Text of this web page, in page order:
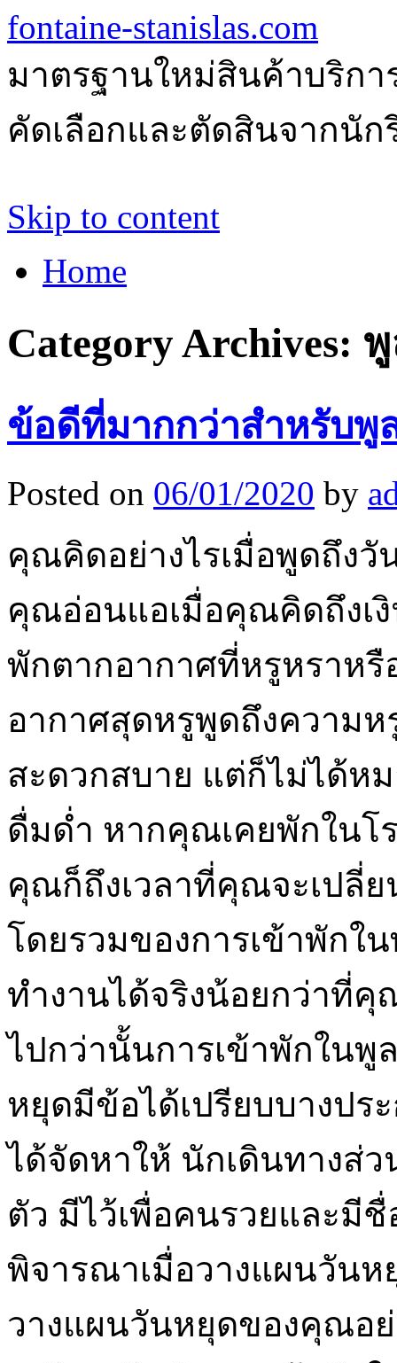
fontaine-stanislas.com
มาตรฐานใหม่สินค้าบริกา
คัดเลือกและตัดสินจากนั
Skip to content
Home
Category Archives:
ข้อดีที่มากกว่าสำหรับ
Posted on 06/01/2020 by
คุณคิดอย่างไรเมื่อพูดถึง
คุณอ่อนแอเมื่อคุณคิดถึงเ
พักตากอากาศที่หรูหราห
อากาศสุดหรูพูดถึงความ
สะดวกสบาย แต่ก็ไม่ได้ห
ดื่มด่ำ หากคุณเคยพักในโ
คุณก็ถึงเวลาที่คุณจะเปลี่
โดยรวมของการเข้าพักใ
ทำงานได้จริงน้อยกว่าที่คุ
ไปกว่านั้นการเข้าพักใน
หยุดมีข้อได้เปรียบบางปร
ได้จัดหาให้ นักเดินทางส่
ตัว มีไว้เพื่อคนรวยและมี
พิจารณาเมื่อวางแผนวัน
วางแผนวันหยุดของคุณอ